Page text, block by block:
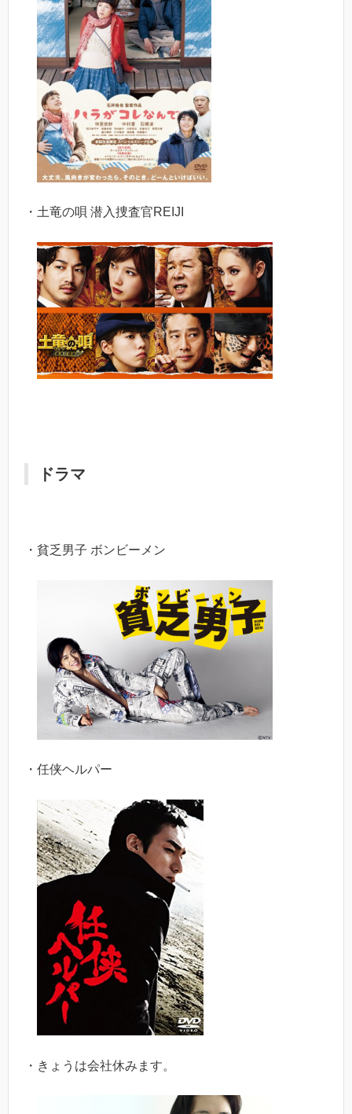
・土竜の唄 潜入捜査官REIJI
ドラマ
・貧乏男子 ボンビーメン
・任侠ヘルパー
・きょうは会社休みます。